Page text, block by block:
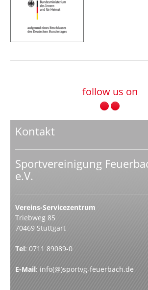
follow us on
Kontakt
Sportvereinigung
e.V.
Vereins-Servicezentrum
Triebweg 85
70469 Stuttgart
Tel: 0711 89089-0
E-Mail: info(@)sportvg-feuerbach.de